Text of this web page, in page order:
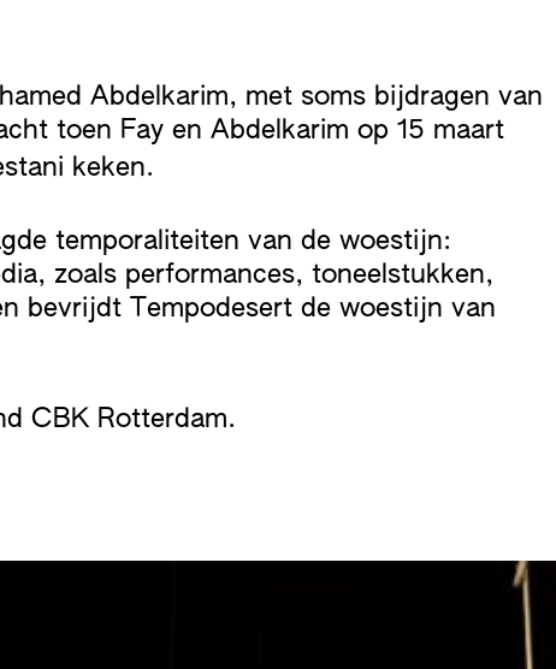
Abdelkarim, met soms bijdragen van
toen Fay en Abdelkarim op 15 maart
keken.
temporaliteiten van de woestijn:
zoals performances, toneelstukken,
bevrijdt Tempodesert de woestijn van
CBK Rotterdam.